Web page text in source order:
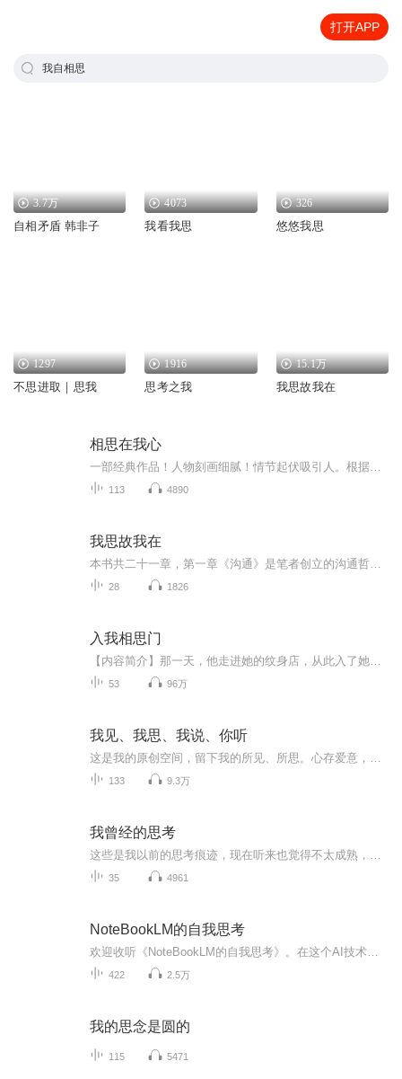
打开APP
我自相思
3.7万
自相矛盾 韩非子
4073
我看我思
326
悠悠我思
1297
不思进取｜思我
1916
思考之我
15.1万
我思故我在
相思在我心
113 4890
我思故我在
28 1826
入我相思门
53 96万
我见、我思、我说、你听
133 9.3万
我曾经的思考
35 4961
NoteBookLM的自我思考
422 2.5万
我的思念是圆的
115 5471